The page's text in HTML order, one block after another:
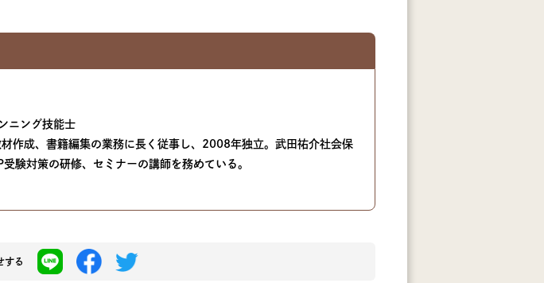
ニング技能士
作成、書籍編集の業務に長く従事し、2008年独立。武田祐介社会保
験対策の研修、セミナーの講師を務めている。
する